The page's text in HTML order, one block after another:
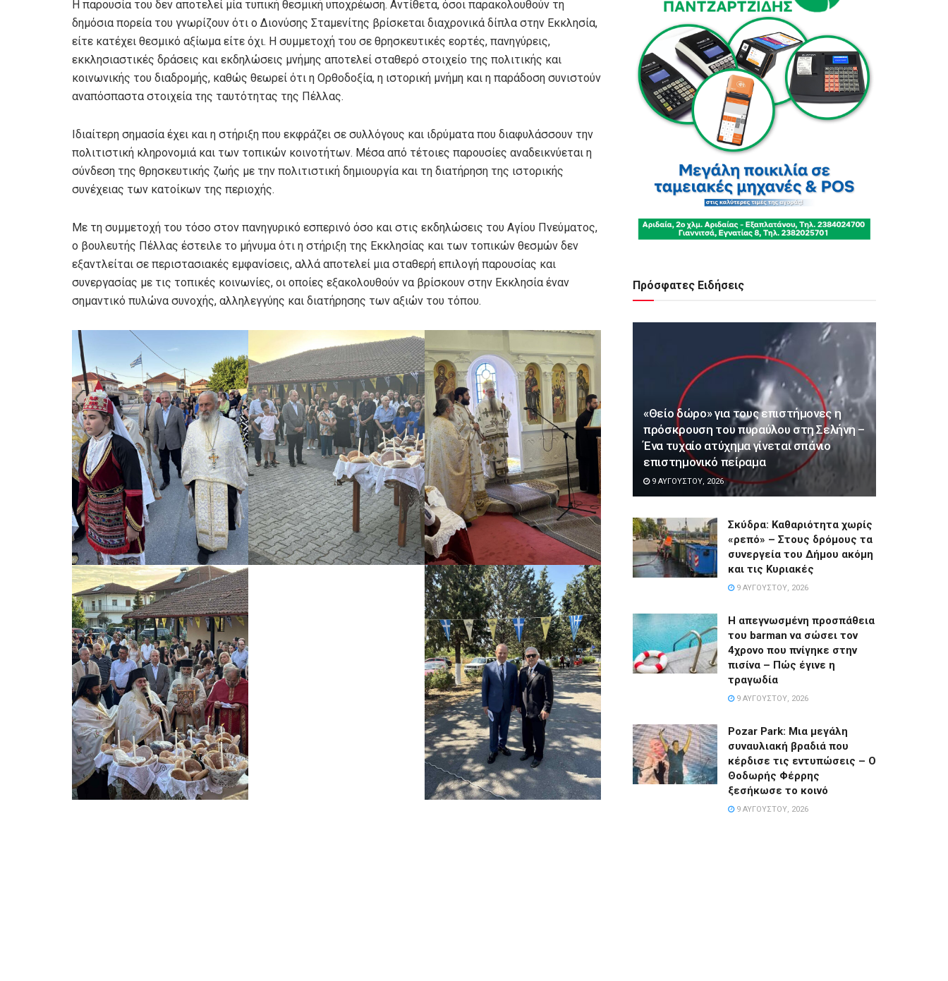
Η παρουσία του δεν αποτελεί μία τυπική θεσμική υποχρέωση. Αντίθετα, όσοι παρακολουθούν τη
δημόσια πορεία του γνωρίζουν ότι ο Διονύσης Σταμενίτης βρίσκεται διαχρονικά δίπλα στην Εκκλησία,
είτε κατέχει θεσμικό αξίωμα είτε όχι. Η συμμετοχή του σε θρησκευτικές εορτές, πανηγύρεις,
εκκλησιαστικές δράσεις και εκδηλώσεις μνήμης αποτελεί σταθερό στοιχείο της πολιτικής και
κοινωνικής του διαδρομής, καθώς θεωρεί ότι η Ορθοδοξία, η ιστορική μνήμη και η παράδοση συνιστούν
αναπόσπαστα στοιχεία της ταυτότητας της Πέλλας.
Ιδιαίτερη σημασία έχει και η στήριξη που εκφράζει σε συλλόγους και ιδρύματα που διαφυλάσσουν την
πολιτιστική κληρονομιά και των τοπικών κοινοτήτων. Μέσα από τέτοιες παρουσίες αναδεικνύεται η
σύνδεση της θρησκευτικής ζωής με την πολιτιστική δημιουργία και τη διατήρηση της ιστορικής
συνέχειας των κατοίκων της περιοχής.
Με τη συμμετοχή του τόσο στον πανηγυρικό εσπερινό όσο και στις εκδηλώσεις του Αγίου Πνεύματος,
ο βουλευτής Πέλλας έστειλε το μήνυμα ότι η στήριξη της Εκκλησίας και των τοπικών θεσμών δεν
εξαντλείται σε περιστασιακές εμφανίσεις, αλλά αποτελεί μια σταθερή επιλογή παρουσίας και
συνεργασίας με τις τοπικές κοινωνίες, οι οποίες εξακολουθούν να βρίσκουν στην Εκκλησία έναν
σημαντικό πυλώνα συνοχής, αλληλεγγύης και διατήρησης των αξιών του τόπου.
Πρόσφατες Ειδήσεις
«Θείο δώρο» για τους επιστήμονες η
πρόσκρουση του πυραύλου στη Σελήνη –
Ένα τυχαίο ατύχημα γίνεται σπάνιο
επιστημονικό πείραμα
9 ΑΥΓΟΎΣΤΟΥ, 2026
Σκύδρα: Καθαριότητα χωρίς
«ρεπό» – Στους δρόμους τα
συνεργεία του Δήμου ακόμη
και τις Κυριακές
9 ΑΥΓΟΎΣΤΟΥ, 2026
Η απεγνωσμένη προσπάθεια
του barman να σώσει τον
4χρονο που πνίγηκε στην
πισίνα – Πώς έγινε η
τραγωδία
9 ΑΥΓΟΎΣΤΟΥ, 2026
Pozar Park: Μια μεγάλη
συναυλιακή βραδιά που
κέρδισε τις εντυπώσεις – Ο
Θοδωρής Φέρρης
ξεσήκωσε το κοινό
9 ΑΥΓΟΎΣΤΟΥ, 2026